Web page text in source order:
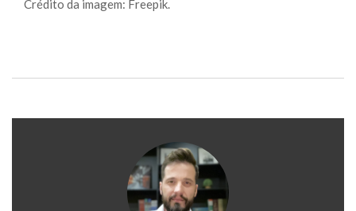
Crédito da imagem: Freepik.